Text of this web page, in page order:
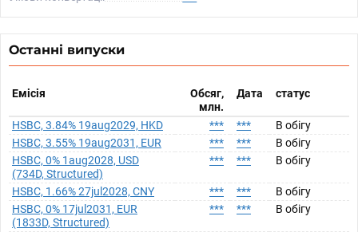
Останні випуски
Емісія
Обсяг,
млн.
Дата статус
HSBC, 3.84% 19aug2029, HKD *** ***
В обігу
HSBC, 3.55% 19aug2031, EUR
*** ***
В обігу
HSBC, 0% 1aug2028, USD
(734D, Structured)
*** *** В обігу
HSBC, 1.66% 27jul2028, CNY *** ***
В обігу
HSBC, 0% 17jul2031, EUR
(1833D, Structured)
*** *** В обігу